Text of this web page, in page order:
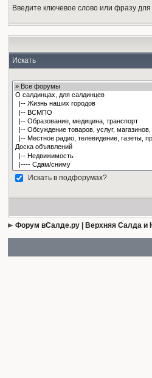
Введите ключевое слово или фразу для
Искать
Искать в подфорумах?
Форум вСалде.ру | Верхняя Салда и